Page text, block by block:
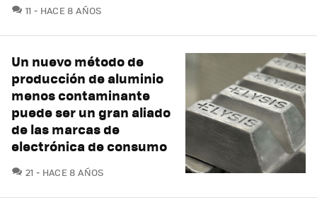
11 COMENTARIOS
HACE 8 AÑOS
Un nuevo método de
producción de aluminio
menos contaminante
puede ser un gran aliado
de las marcas de
electrónica de consumo
21 COMENTARIOS
HACE 8 AÑOS